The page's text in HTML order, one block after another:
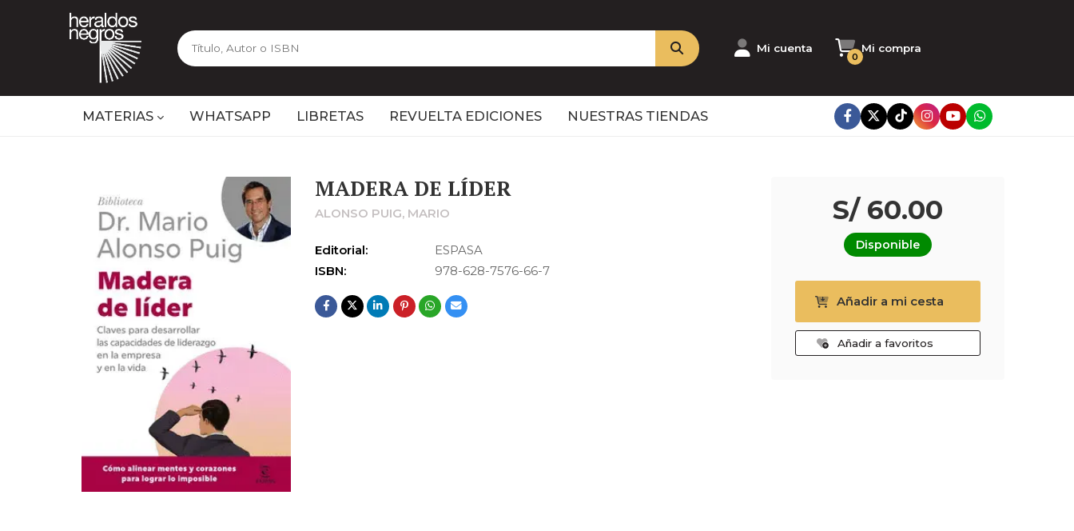
Mi cuenta Mi compra
0
MATERIAS WHATSAPP LIBRETAS REVUELTA EDICIONES NUESTRAS TIENDAS
MADERA DE LÍDER
ALONSO PUIG, MARIO
Editorial:
ESPASA
ISBN:
978-628-7576-66-7
S/ 60.00
Disponible
Añadir a mi cesta
Añadir a favoritos